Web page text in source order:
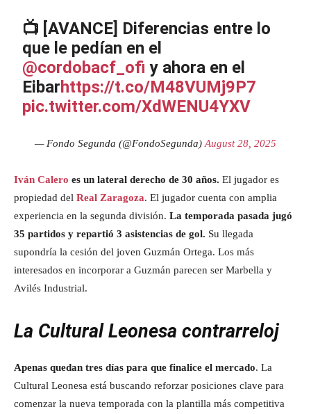
📺 [AVANCE] Diferencias entre lo
que le pedían en el
@cordobacf_ofi y ahora en el
Eibarhttps://t.co/M48VUMj9P7
pic.twitter.com/XdWENU4YXV
— Fondo Segunda (@FondoSegunda) August 28, 2025
Iván Calero es un lateral derecho de 30 años. El jugador es
propiedad del Real Zaragoza. El jugador cuenta con amplia
experiencia en la segunda división. La temporada pasada jugó
35 partidos y repartió 3 asistencias de gol. Su llegada
supondría la cesión del joven Guzmán Ortega. Los más
interesados en incorporar a Guzmán parecen ser Marbella y
Avilés Industrial.
La Cultural Leonesa contrarreloj
Apenas quedan tres días para que finalice el mercado. La
Cultural Leonesa está buscando reforzar posiciones clave para
comenzar la nueva temporada con la plantilla más competitiva